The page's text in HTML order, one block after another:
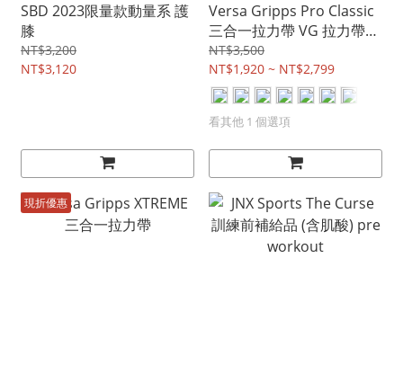
SBD 2023限量款動量系 護
膝
NT$3,200
NT$3,120
Versa Gripps Pro Classic
三合一拉力帶 VG 拉力帶
專業 經典 全系列商品
NT$3,500
NT$1,920 ~ NT$2,799
看其他 1 個選項
現折優惠